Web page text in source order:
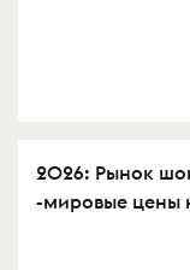
2026: Рынок
-мировые цены